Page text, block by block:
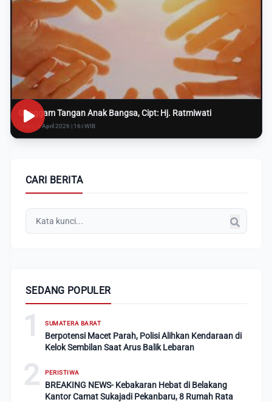
Genggam Tangan Anak Bangsa, Cipt: Hj. Ratmiwati
Rabu, 8 April 2026 | 16:i WIB
CARI BERITA
SEDANG POPULER
1 SUMATERA BARAT
Berpotensi Macet Parah, Polisi Alihkan Kendaraan di
Kelok Sembilan Saat Arus Balik Lebaran
2 PERISTIWA
BREAKING NEWS- Kebakaran Hebat di Belakang
Kantor Camat Sukajadi Pekanbaru, 8 Rumah Rata